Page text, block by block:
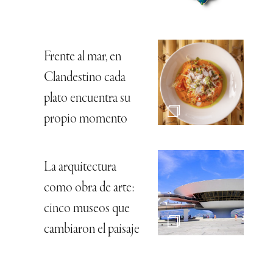
Frente al mar, en
Clandestino cada
plato encuentra su
propio momento
La arquitectura
como obra de arte:
cinco museos que
cambiaron el paisaje